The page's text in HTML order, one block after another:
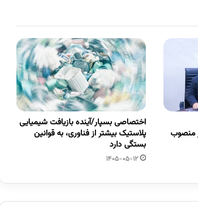
منصوب
اختصاصی بسپار/آینده بازیافت شیمیایی
پلاستیک بیشتر از فناوری، به قوانین
بستگی دارد
1405-05-12